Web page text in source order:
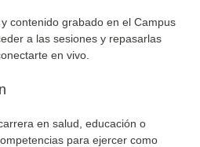
contenido grabado en el Campus
a las sesiones y repasarlas
en vivo.
en salud, educación o
para ejercer como